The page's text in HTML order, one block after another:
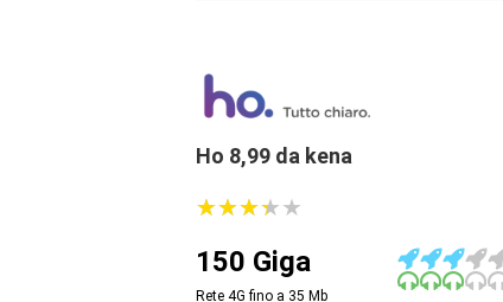
Ho 8,99 da kena
★★★★★
★★★★★
150 Giga
Rete 4G fino a 35 Mb